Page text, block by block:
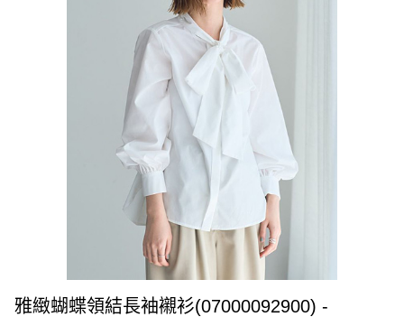
雅緻蝴蝶領結長袖襯衫(07000092900) -